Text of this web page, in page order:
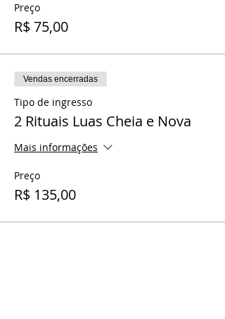
Preço
R$ 75,00
Vendas encerradas
Tipo de ingresso
2 Rituais Luas Cheia e Nova
Mais informações
Preço
R$ 135,00